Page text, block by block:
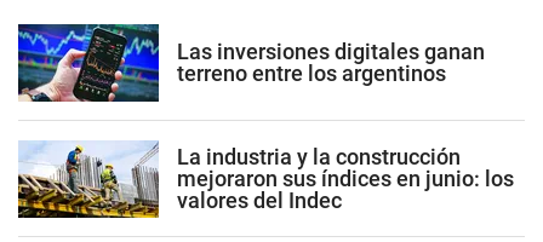
Las inversiones digitales ganan
terreno entre los argentinos
La industria y la construcción
mejoraron sus índices en junio: los
valores del Indec